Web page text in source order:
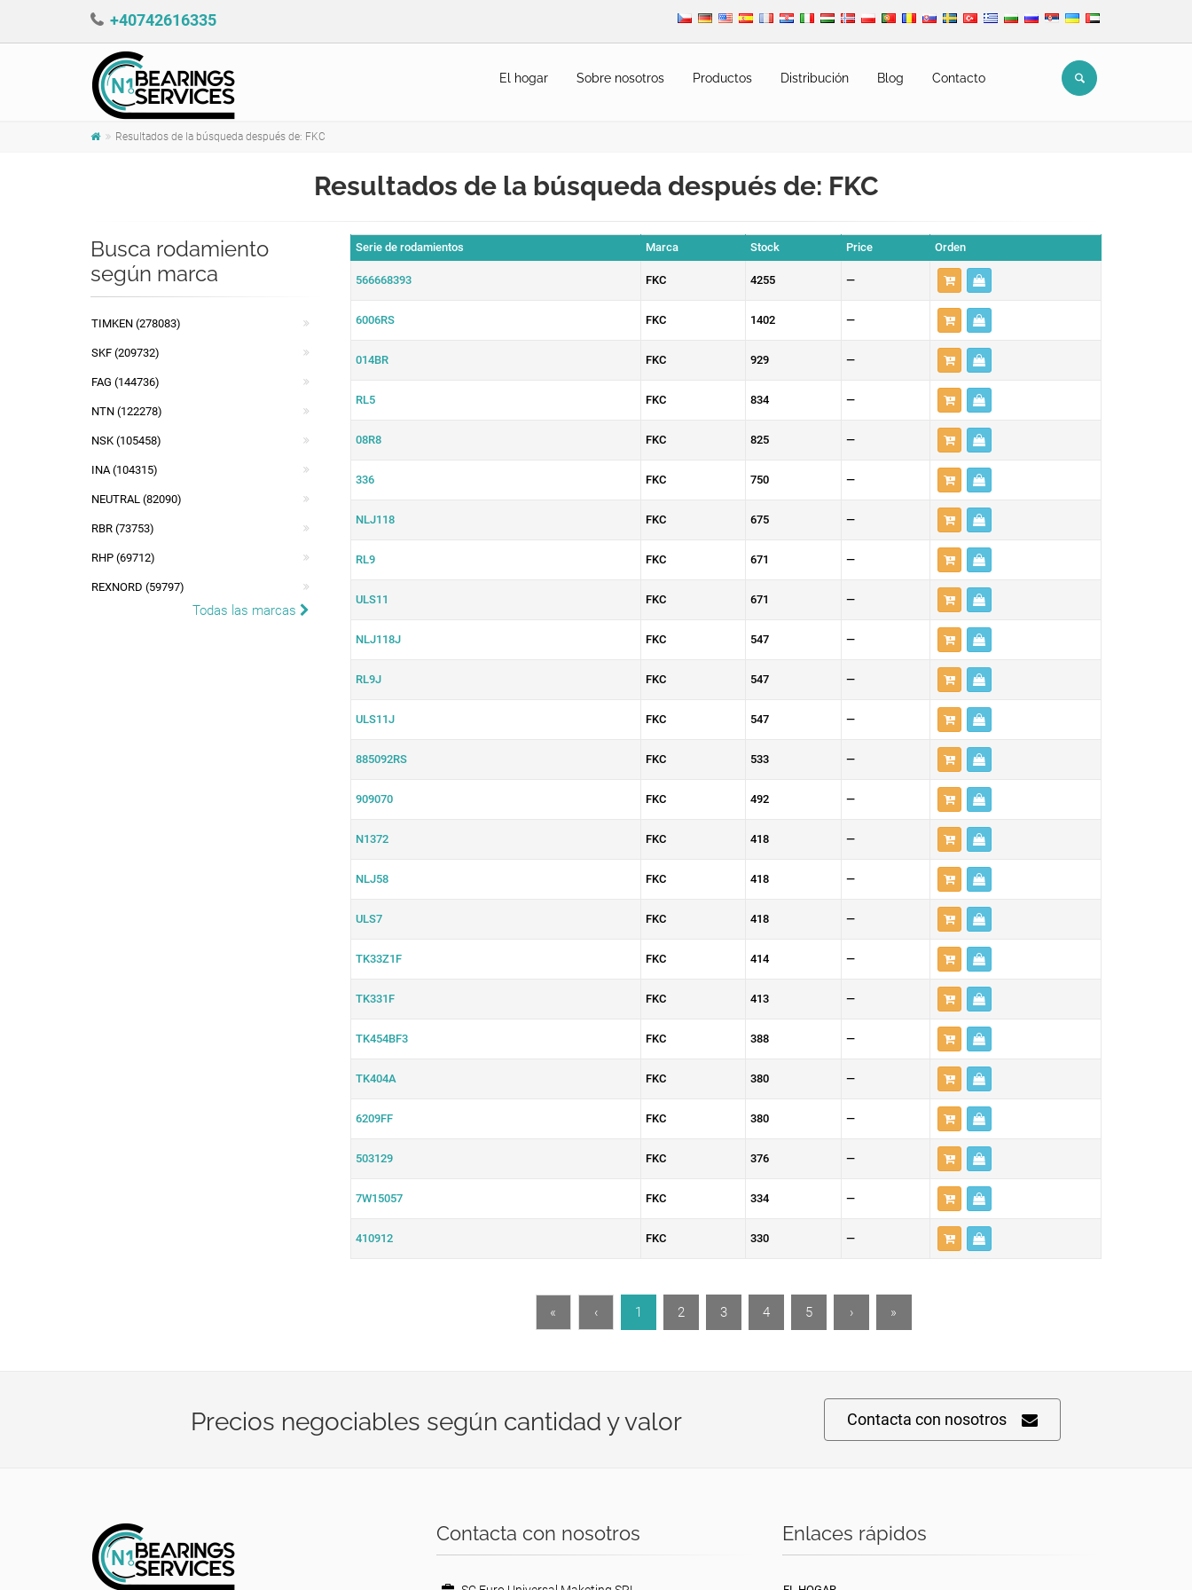
+40742616335
El hogar Sobre nosotros Productos Distribución Blog Contacto
Resultados de la búsqueda después de: FKC
Resultados de la búsqueda después de: FKC
Serie de rodamientos Marca Stock Price Orden
566668393 FKC 4255 —
6006RS FKC 1402 —
014BR FKC 929 —
RL5 FKC 834 —
08R8 FKC 825 —
336 FKC 750 —
NLJ118 FKC 675 —
RL9 FKC 671 —
ULS11 FKC 671 —
NLJ118J FKC 547 —
RL9J FKC 547 —
ULS11J FKC 547 —
885092RS FKC 533 —
909070 FKC 492 —
N1372 FKC 418 —
NLJ58 FKC 418 —
ULS7 FKC 418 —
TK33Z1F FKC 414 —
TK331F FKC 413 —
TK454BF3 FKC 388 —
TK404A FKC 380 —
6209FF FKC 380 —
503129 FKC 376 —
7W15057 FKC 334 —
410912 FKC 330 —
« ‹ 1 2 3 4 5 › »
Busca rodamiento
según marca
TIMKEN (278083)
SKF (209732)
FAG (144736)
NTN (122278)
NSK (105458)
INA (104315)
NEUTRAL (82090)
RBR (73753)
RHP (69712)
REXNORD (59797)
Todas las marcas
Precios negociables según cantidad y valor Contacta con nosotros
Contacta con nosotros Enlaces rápidos